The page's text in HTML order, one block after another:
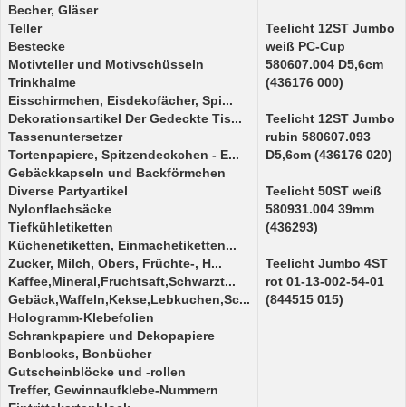
Becher, Gläser
Teller
Bestecke
Motivteller und Motivschüsseln
Trinkhalme
Eisschirmchen, Eisdekofächer, Spi...
Dekorationsartikel Der Gedeckte Tis...
Tassenuntersetzer
Tortenpapiere, Spitzendeckchen - E...
Gebäckkapseln und Backförmchen
Diverse Partyartikel
Nylonflachsäcke
Tiefkühletiketten
Küchenetiketten, Einmachetiketten...
Zucker, Milch, Obers, Früchte-, H...
Kaffee,Mineral,Fruchtsaft,Schwarzt...
Gebäck,Waffeln,Kekse,Lebkuchen,Sc...
Hologramm-Klebefolien
Schrankpapiere und Dekopapiere
Bonblocks, Bonbücher
Gutscheinblöcke und -rollen
Treffer, Gewinnaufklebe-Nummern
Teelicht 12ST Jumbo
weiß PC-Cup
580607.004 D5,6cm
(436176 000)
Teelicht 12ST Jumbo
rubin 580607.093
D5,6cm (436176 020)
Teelicht 50ST weiß
580931.004 39mm
(436293)
Teelicht Jumbo 4ST
rot 01-13-002-54-01
(844515 015)